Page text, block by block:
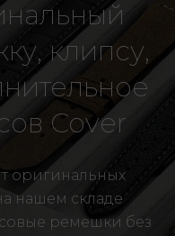
клипсу,
Cover
оригинальных
нашем складе
ремешки без